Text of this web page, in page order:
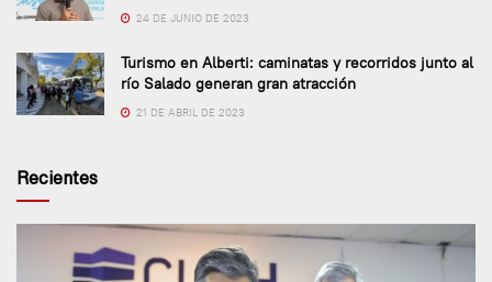
24 DE JUNIO DE 2023
Turismo en Alberti: caminatas y recorridos junto al
río Salado generan gran atracción
21 DE ABRIL DE 2023
Recientes